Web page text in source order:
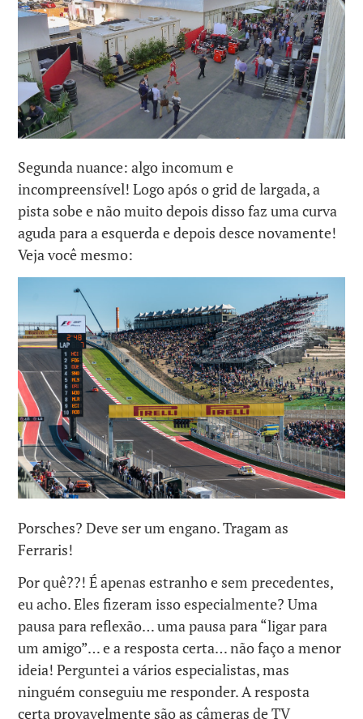
Segunda nuance: algo incomum e
incompreensível! Logo após o grid de largada, a
pista sobe e não muito depois disso faz uma curva
aguda para a esquerda e depois desce novamente!
Veja você mesmo:
Porsches? Deve ser um engano. Tragam as
Ferraris!
Por quê??! É apenas estranho e sem precedentes,
eu acho. Eles fizeram isso especialmente? Uma
pausa para reflexão… uma pausa para “ligar para
um amigo”… e a resposta certa… não faço a menor
ideia! Perguntei a vários especialistas, mas
ninguém conseguiu me responder. A resposta
certa provavelmente são as câmeras de TV